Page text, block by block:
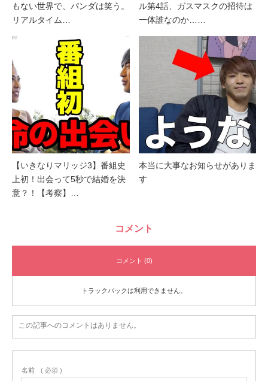
もない世界で、パンダは笑う。
リアルタイム…
ル第4話、ガスマスクの招待は
一体誰なのか……
【いきなりマリッジ3】番組史
上初！出会って5秒で結婚を決
意？！【考察】…
本当に大事なお知らせがありま
す
コメント
コメント (0)
トラックバックは利用できません。
この記事へのコメントはありません。
名前 ( 必須 )